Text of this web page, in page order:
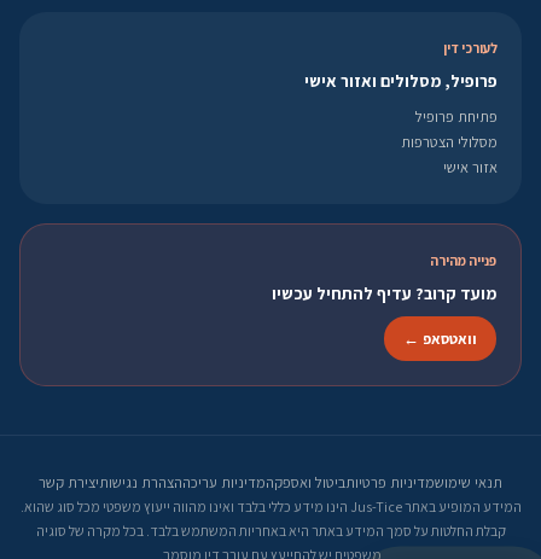
לעורכי דין
פרופיל, מסלולים ואזור אישי
פתיחת פרופיל
מסלולי הצטרפות
אזור אישי
פנייה מהירה
מועד קרוב? עדיף להתחיל עכשיו
וואטסאפ ←
תנאי שימושמדיניות פרטיותביטול ואספקהמדיניות עריכההצהרת נגישותיצירת קשר
המידע המופיע באתר Jus-Tice הינו מידע כללי בלבד ואינו מהווה ייעוץ משפטי מכל סוג שהוא.
קבלת החלטות על סמך המידע באתר היא באחריות המשתמש בלבד. בכל מקרה של סוגיה
משפטית יש להתייעץ עם עורך דין מוסמך.